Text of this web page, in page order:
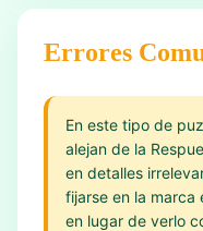
Errores
En este tipo de
alejan de la
en detalles
fijarse en la marca
en lugar de verlo